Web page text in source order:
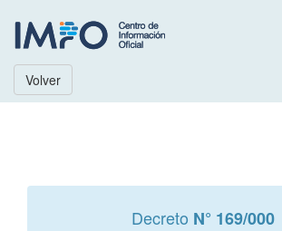
Volver
Decreto N° 169/000